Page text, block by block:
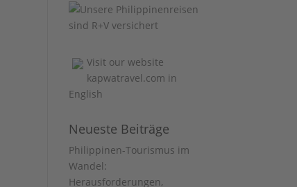
Visit our website
kapwatravel.com in
English
Neueste Beiträge
Philippinen-Tourismus im
Wandel:
Herausforderungen,